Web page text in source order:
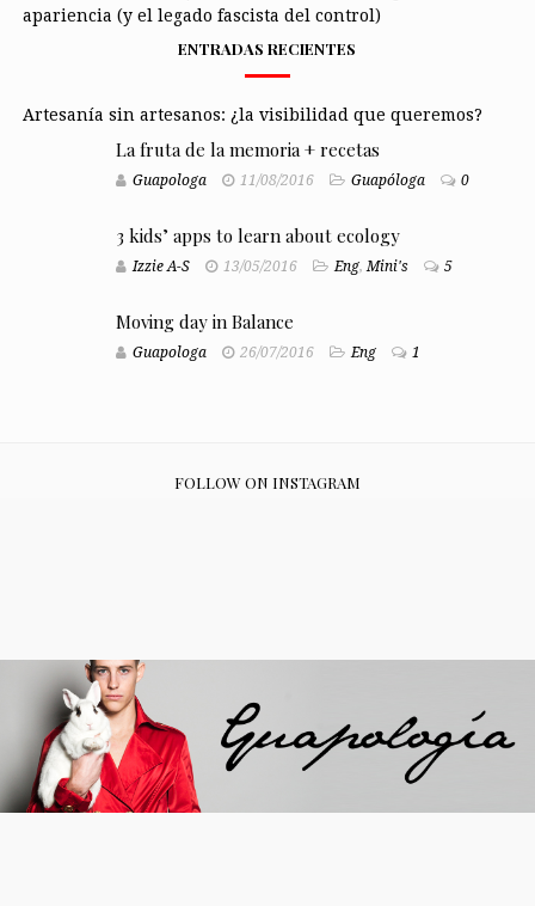
apariencia (y el legado fascista del control)
ENTRADAS RECIENTES
Artesanía sin artesanos: ¿la visibilidad que queremos?
La fruta de la memoria + recetas
Guapologa 11/08/2016 Guapóloga 0
3 kids’ apps to learn about ecology
Izzie A-S 13/05/2016 Eng,Mini's 5
Moving day in Balance
Guapologa 26/07/2016 Eng 1
FOLLOW ON INSTAGRAM